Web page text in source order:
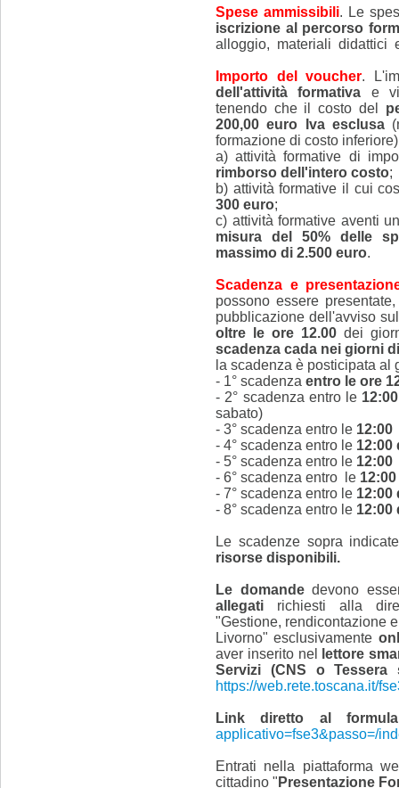
Spese ammissibili. Le
iscrizione al percorso
alloggio, materiali didattici
Importo del voucher.
dell'attività formativa e
tenendo che il costo del
200,00 euro Iva esclusa
formazione di costo
a) attività formative di
rimborso dell'intero costo;
b) attività formative il cui
300 euro;
c) attività formative aventi
misura del 50% delle
massimo di 2.500 euro.
Scadenza e
possono essere
pubblicazione dell'avviso
oltre le ore 12.00dei
scadenza cada nei giorni
la scadenza è posticipata al
- 1° scadenza entro le ore
- 2° scadenza entro le
sabato)
- 3° scadenza entro le 12:00
- 4° scadenza entro le 12:00
- 5° scadenza entro le 12:00
- 6° scadenza entro le
- 7° scadenza entro le 12:00
- 8° scadenza entro le 12:00
Le scadenze sopra
risorse disponibili.
Le domandedevono
allegati richiesti alla
"Gestione, rendicontazione
Livorno" esclusivamente
aver inserito nel
lettore
Servizi (CNS o Tessera
https://web.rete.toscana.it/
Link diretto al
applicativo=fse3&passo=/
Entrati nella piattaforma
cittadino " Presentazione